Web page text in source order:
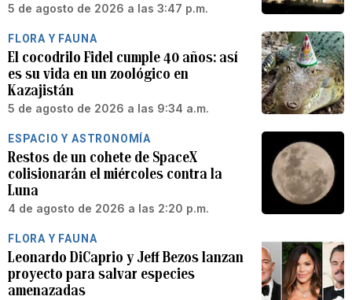
5 de agosto de 2026 a las 3:47 p.m.
FLORA Y FAUNA
El cocodrilo Fidel cumple 40 años: así
es su vida en un zoológico en
Kazajistán
5 de agosto de 2026 a las 9:34 a.m.
ESPACIO Y ASTRONOMÍA
Restos de un cohete de SpaceX
colisionarán el miércoles contra la
Luna
4 de agosto de 2026 a las 2:20 p.m.
FLORA Y FAUNA
Leonardo DiCaprio y Jeff Bezos lanzan
proyecto para salvar especies
amenazadas